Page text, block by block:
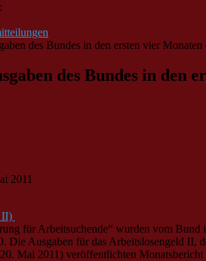
des Bundes in den ersten vier Monaten
des Bundes in den
2011
II)
für Arbeitsuchende“ wurden vom Bund
Die Ausgaben für das Arbeitslosengeld II,
Mai 2011) veröffentlichten